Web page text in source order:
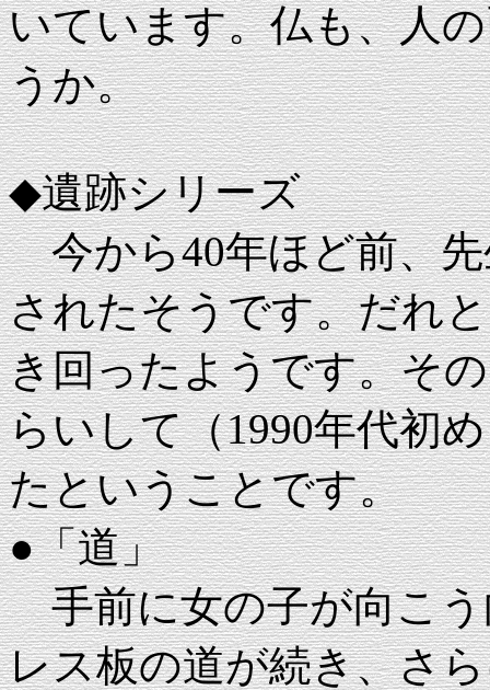
いています。仏も、人
うか。
◆遺跡シリーズ
今から40年ほど前、先
されたそうです。だれ
き回ったようです。そ
らいして（1990年代初
たということです。
●「道」
手前に女の子が向こう
レス板の道が続き、さ